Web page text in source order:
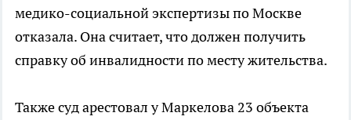
медико-социальной экспертизы по Москве
отказала. Она считает, что должен получить
справку об инвалидности по месту жительства.
Также суд арестовал у Маркелова 23 объекта